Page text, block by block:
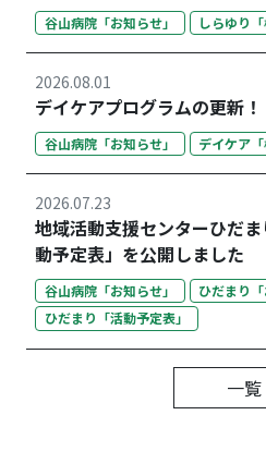
谷山病院「お知らせ」 しらゆり「
2026.08.01
デイケアプログラムの更新！
谷山病院「お知らせ」 デイケア「
2026.07.23
地域活動支援センターひだ
動予定表」を公開しました
谷山病院「お知らせ」
ひだまり「
ひだまり「活動予定表」
一覧